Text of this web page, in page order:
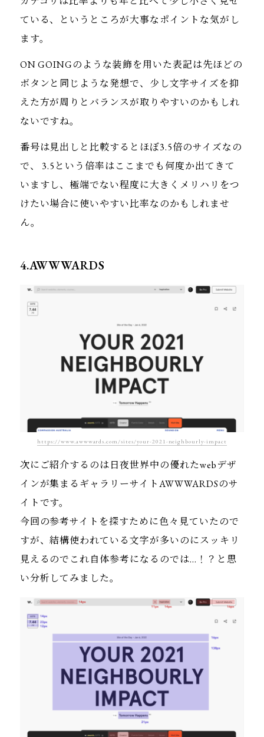
ている、というところが大事なポイントな気がし
ます。
ON GOINGのような装飾を用いた表記は先ほどの
ボタンと同じような発想で、少し文字サイズを抑
えた方が周りとバランスが取りやすいのかもしれ
ないですね。
番号は見出しと比較するとほぼ3.5倍のサイズなの
で、 3.5という倍率はここまでも何度か出てきて
いますし、極端でない程度に大きくメリハリをつ
けたい場合に使いやすい比率なのかもしれませ
ん。
4.AWWWARDS
https://www.awwwards.com/sites/your-2021-neighbourly-impact
次にご紹介するのは日夜世界中の優れたwebデザ
インが集まるギャラリーサイトAWWWARDSのサ
イトです。
今回の参考サイトを探すために色々見ていたので
すが、結構使われている文字が多いのにスッキリ
見えるのでこれ自体参考になるのでは…！？と思
い分析してみました。